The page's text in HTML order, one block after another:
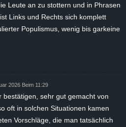
Leute an zu stottern und in Phrasen
Links und Rechts sich komplett
Populismus, wenig bis garkeine
2026 Beim 11:29
bestätigen, sehr gut gemacht von
oft in solchen Situationen kamen
Vorschläge, die man tatsächlich